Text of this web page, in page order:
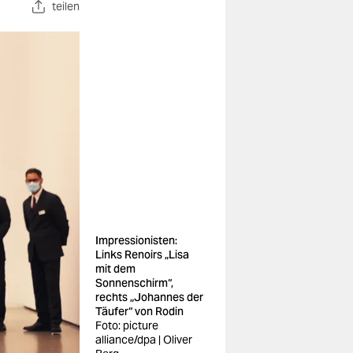
teilen
Impressionisten:
Links Renoirs „Lisa
mit dem
Sonnenschirm“,
rechts „Johannes der
Täufer“ von Rodin
Foto: picture
alliance/dpa | Oliver